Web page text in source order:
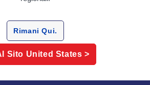
Rimani Qui.
Sito United States >